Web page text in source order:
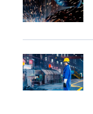
на
літнє
уповільнення
зростання
цін
accelis
в
нову
ріжучу
машину
Європейські
ціни
на